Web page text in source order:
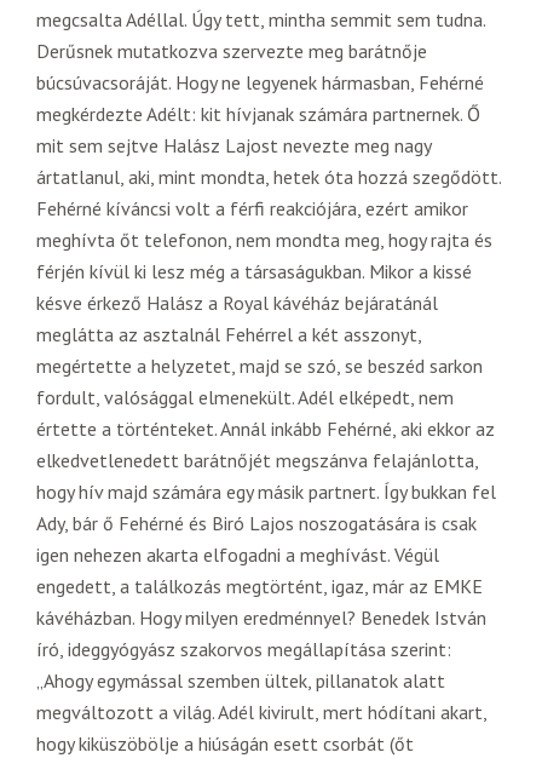
megcsalta Adéllal. Úgy tett, mintha semmit sem tudna.
Derűsnek mutatkozva szervezte meg barátnője
búcsúvacsoráját. Hogy ne legyenek hármasban, Fehérné
megkérdezte Adélt: kit hívjanak számára partnernek. Ő
mit sem sejtve Halász Lajost nevezte meg nagy
ártatlanul, aki, mint mondta, hetek óta hozzá szegődött.
Fehérné kíváncsi volt a férfi reakciójára, ezért amikor
meghívta őt telefonon, nem mondta meg, hogy rajta és
férjén kívül ki lesz még a társaságukban. Mikor a kissé
késve érkező Halász a Royal kávéház bejáratánál
meglátta az asztalnál Fehérrel a két asszonyt,
megértette a helyzetet, majd se szó, se beszéd sarkon
fordult, valósággal elmenekült. Adél elképedt, nem
értette a történteket. Annál inkább Fehérné, aki ekkor az
elkedvetlenedett barátnőjét megszánva felajánlotta,
hogy hív majd számára egy másik partnert. Így bukkan fel
Ady, bár ő Fehérné és Biró Lajos noszogatására is csak
igen nehezen akarta elfogadni a meghívást. Végül
engedett, a találkozás megtörtént, igaz, már az EMKE
kávéházban. Hogy milyen eredménnyel? Benedek István
író, ideggyógyász szakorvos megállapítása szerint:
„Ahogy egymással szemben ültek, pillanatok alatt
megváltozott a világ. Adél kivirult, mert hódítani akart,
hogy kiküszöbölje a hiúságán esett csorbát (őt